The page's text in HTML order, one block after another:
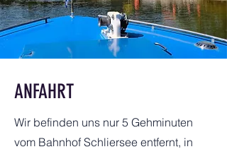
ANFAHRT
Wir befinden uns nur 5 Gehminuten
vom Bahnhof Schliersee entfernt, in